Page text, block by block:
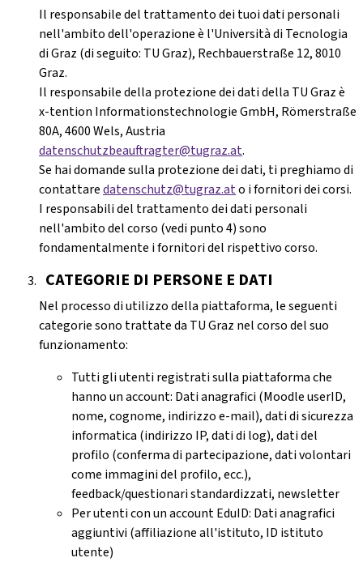
Il responsabile del trattamento dei tuoi dati personali
nell'ambito dell'operazione è l'Università di Tecnologia
di Graz (di seguito: TU Graz), Rechbauerstraße 12, 8010
Graz.
Il responsabile della protezione dei dati della TU Graz è
x-tention Informationstechnologie GmbH, Römerstraße
80A, 4600 Wels, Austria
datenschutzbeauftragter@tugraz.at.
Se hai domande sulla protezione dei dati, ti preghiamo di
contattaredatenschutz@tugraz.ato i fornitori dei corsi.
I responsabili del trattamento dei dati personali
nell'ambito del corso (vedi punto 4) sono
fondamentalmente i fornitori del rispettivo corso.
CATEGORIE DI PERSONE E DATI
Nel processo di utilizzo della piattaforma, le seguenti
categorie sono trattate da TU Graz nel corso del suo
funzionamento:
Tutti gli utenti registrati sulla piattaforma che
hanno un account: Dati anagrafici (Moodle userID,
nome, cognome, indirizzo e-mail), dati di sicurezza
informatica (indirizzo IP, dati di log), dati del
profilo (conferma di partecipazione, dati volontari
come immagini del profilo, ecc.),
feedback/questionari standardizzati, newsletter
Per utenti con un account EduID: Dati anagrafici
aggiuntivi (affiliazione all'istituto, ID istituto
utente)